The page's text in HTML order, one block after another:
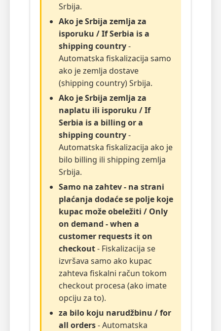
Srbija.
Ako je Srbija zemlja za
isporuku / If Serbia is a
shipping country-
Automatska fiskalizacija samo
ako je zemlja dostave
(shipping country) Srbija.
Ako je Srbija zemlja za
naplatu ili isporuku / If
Serbia is a billing or a
shipping country-
Automatska fiskalizacija ako je
bilo billing ili shipping zemlja
Srbija.
Samo na zahtev - na strani
plaćanja dodaće se polje koje
kupac može obeležiti / Only
on demand - when a
customer requests it on
checkout- Fiskalizacija se
izvršava samo ako kupac
zahteva fiskalni račun tokom
checkout procesa (ako imate
opciju za to).
za bilo koju narudžbinu / for
all orders- Automatska